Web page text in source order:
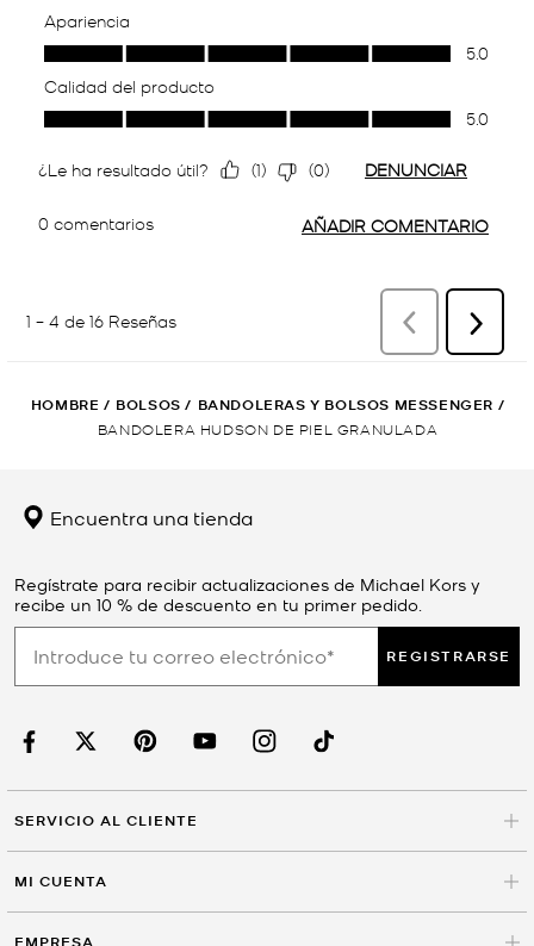
HOMBRE / BOLSOS / BANDOLERAS Y BOLSOS MESSENGER /
BANDOLERA HUDSON DE PIEL GRANULADA
Encuentra una tienda
Regístrate para recibir actualizaciones de Michael Kors y
recibe un 10 % de descuento en tu primer pedido.
REGISTRARSE
SERVICIO AL CLIENTE
MI CUENTA
EMPRESA